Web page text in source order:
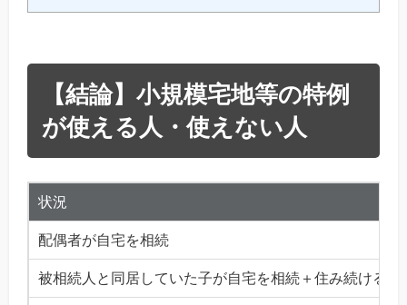
【結論】小規模宅地等の特例
が使える人・使えない人
状況
配偶者が自宅を相続
被相続人と同居していた子が自宅を相続＋住み続ける